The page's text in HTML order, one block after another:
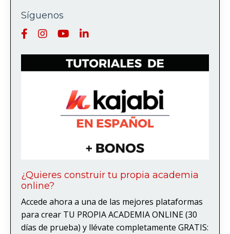
Síguenos
¿Quieres construir tu propia academia
online?
Accede ahora a una de las mejores plataformas
para crear TU PROPIA ACADEMIA ONLINE (30
días de prueba) y llévate completamente GRATIS: